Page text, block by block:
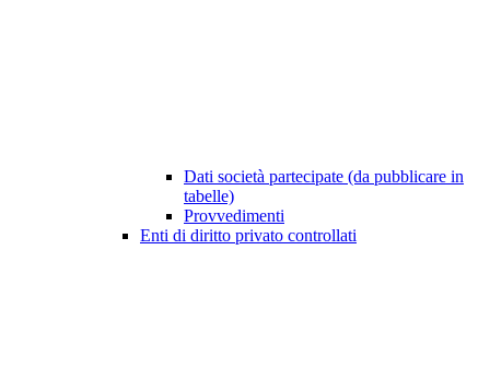
Dati società partecipate (da pubblicare in
tabelle)
Provvedimenti
Enti di diritto privato controllati